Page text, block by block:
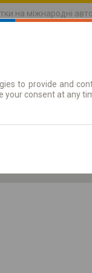
на міжнародні
to provide and
your consent at any